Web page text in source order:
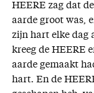
HEERE zag dat
aarde groot was,
zijn hart elke dag
kreeg de HEERE
aarde gemaakt
hart. En de